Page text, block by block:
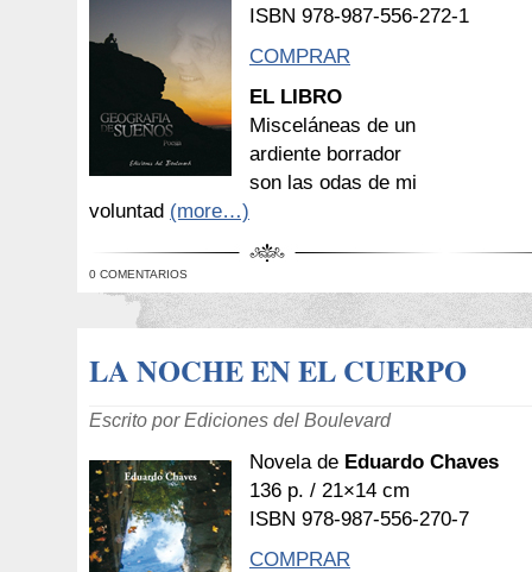
ISBN 978-987-556-272-1
COMPRAR
EL LIBRO
Misceláneas de un
ardiente borrador
son las odas de mi
voluntad (more…)
0 COMENTARIOS
LA NOCHE EN EL CUERPO
Escrito por Ediciones del Boulevard
Novela de Eduardo Chaves
136 p. / 21×14 cm
ISBN 978-987-556-270-7
COMPRAR